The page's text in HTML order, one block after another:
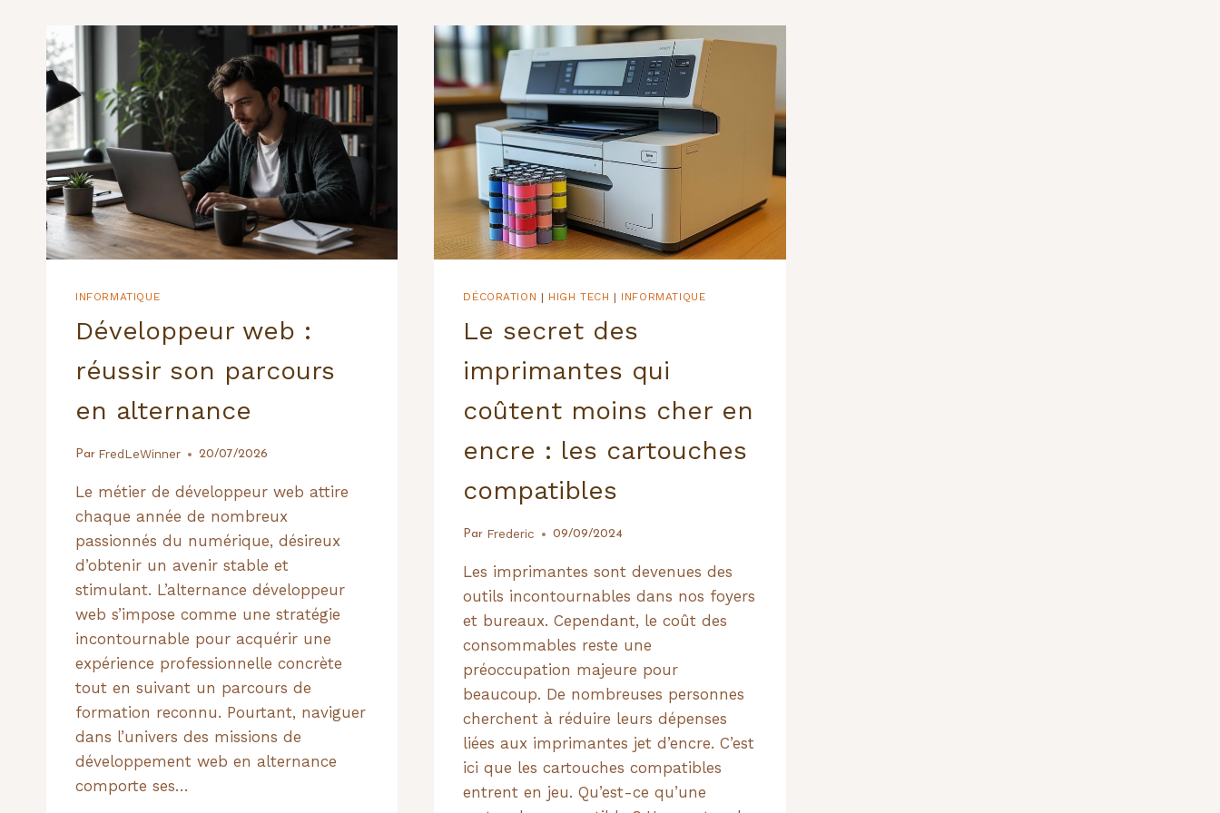
INFORMATIQUE
Développeur web :
réussir son parcours
en alternance
Par FredLeWinner 20/07/2026
Le métier de développeur web attire
chaque année de nombreux
passionnés du numérique, désireux
d’obtenir un avenir stable et
stimulant. L’alternance développeur
web s’impose comme une stratégie
incontournable pour acquérir une
expérience professionnelle concrète
tout en suivant un parcours de
formation reconnu. Pourtant, naviguer
dans l’univers des missions de
développement web en alternance
comporte ses…
DÉCORATION HIGH TECH INFORMATIQUE
Le secret des
imprimantes qui
coûtent moins cher en
encre : les cartouches
compatibles
Par Frederic 09/09/2024
Les imprimantes sont devenues des
outils incontournables dans nos foyers
et bureaux. Cependant, le coût des
consommables reste une
préoccupation majeure pour
beaucoup. De nombreuses personnes
cherchent à réduire leurs dépenses
liées aux imprimantes jet d’encre. C’est
ici que les cartouches compatibles
entrent en jeu. Qu’est-ce qu’une